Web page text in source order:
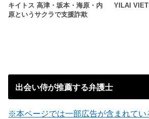
キイトス 高津・坂本・海原・内
原というサクラで支援詐欺
YILAI
出会い侍が推薦する弁護士
※本ページでは一部広告が含まれてい